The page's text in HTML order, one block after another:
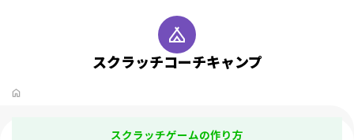
スクラッチコーチキャンプ
スクラッチゲームの作り方